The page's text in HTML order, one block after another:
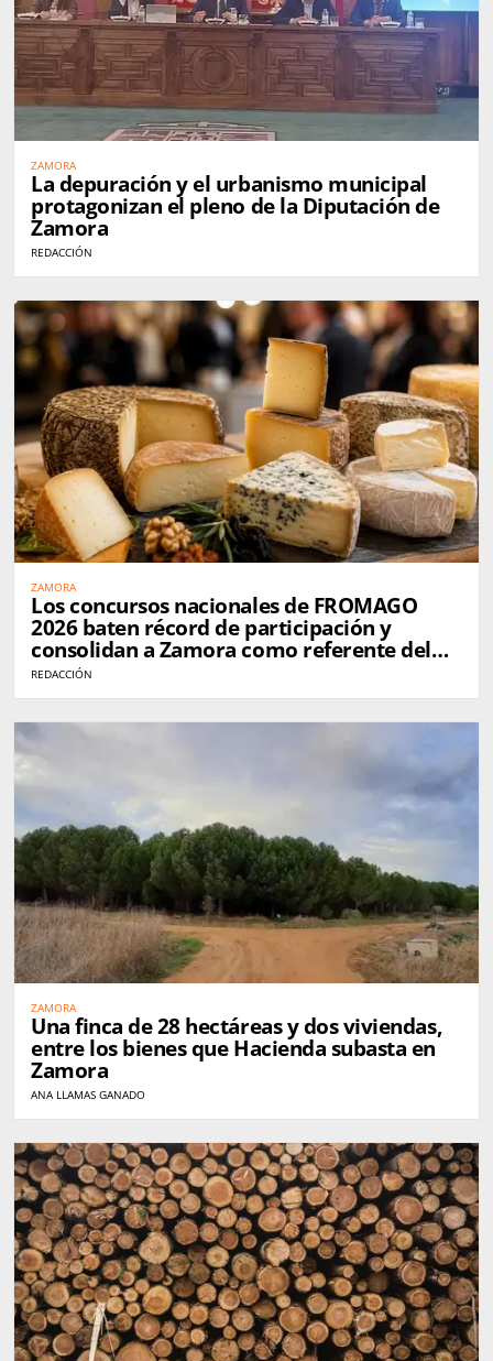
ZAMORA
La depuración y el urbanismo municipal
protagonizan el pleno de la Diputación de
Zamora
REDACCIÓN
ZAMORA
Los concursos nacionales de FROMAGO
2026 baten récord de participación y
consolidan a Zamora como referente del
queso en España
REDACCIÓN
ZAMORA
Una finca de 28 hectáreas y dos viviendas,
entre los bienes que Hacienda subasta en
Zamora
ANA LLAMAS GANADO